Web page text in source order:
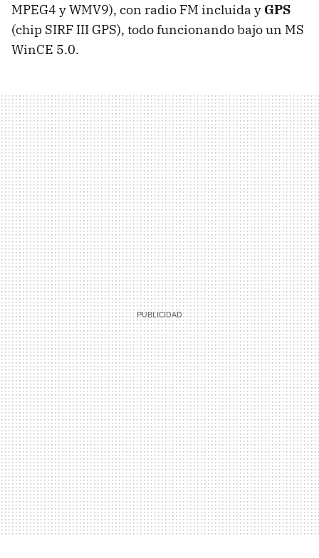
MPEG4 y WMV9), con radio FM incluida y GPS
(chip SIRF III GPS), todo funcionando bajo un MS
WinCE 5.0.